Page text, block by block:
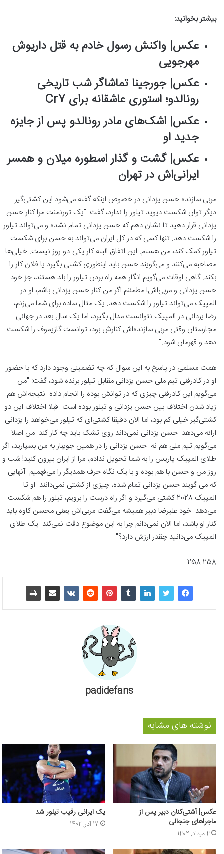
بیشتر بخوانید:
عکس‌| واکنش رسول خادم به قتل داریوش
مهرجویی
عکس‌| جورجینا تماشاگر شب تاریخی
رونالدو؛ استوری عاشقانه برای Cr7
عکس‌| اشک‌های مادر رونالدو پس از جایزه
جدید او
عکس‌| گشت و گذار اسطوره میلان و همسر
ایرانی‌اش در تهران
مربی سازنده حسن یزدانی در خصوص اینکه گفته می‌شود این کشتی‌گیر
دیگر توان شکست دیوید تیلور را ندارد، گفت: "یک تورنمنت مرا کنار حسن
یزدانی قرار دهید تا نشان دهم که حسن یزدانی تمام نشده و می‌تواند تیلور
را شکست دهد. تنها کسی که در کل ایران می‌تواند به حسن برای شکست
تیلور کمک کند، من هستم. این اتفاق البته کار یکی-دو روز نیست. خیلی‌ها
مصاحبه می‌کنند و می‌گویند حسن باید اینطوری کشتی بگیرد یا فلان کار را
بکند. گاهی اوقات می‌گویم انگار همه راه بردن تیلور را بلد هستند، جز خود
حسن یزدانی و مربی‌اش! مطمئنم اگر من کنار حسن یزدانی باشم، او در
المپیک می‌تواند تیلور را شکست دهد. یک مثال ساده برای شما می‌زنم،
رضا یزدانی در المپیک نتوانست مدال بگیرد، اما یک سال بعد در جهانی
مجارستان وقتی مربی سازنده‌اش کنارش بود، توانست گازیموف را شکست
دهد و قهرمان شود."
همت مسلمی در پاسخ به این سوال که چه تضمینی وجود دارد که با حضور
او در کادرفنی تیم ملی حسن یزدانی مقابل تیلور برنده شود، گفت: "من
می‌گویم این کادرفنی چیزی که در توانش بوده را انجام داده. نتیجه‌اش هم
زیاد شدن اختلاف بین حسن یزدانی و تیلور بوده است. قبلا اختلاف این دو
کشتی‌گیر خیلی کم بود، اما الان دقیقا کشتی‌ای که تیلور می‌خواهد را یزدانی
ارائه می‌دهد. حسن یزدانی نمی‌داند روی تشک باید چه کار کند. من اصلا
می‌گویم تیم ملی هم نه. حسن یزدانی را در همین جویبار به من بسپارید، اگر
طلای المپیک پاریس را به شما تحویل ندادم، مرا از ایران بیرون کنید! شب و
روز من و حسن با هم بوده و با یک نگاه حرف همدیگر را می‌فهمیم. آنهایی
که می گویند حسن یزدانی تمام شده، چیزی از کشتی نمی‌دانند. او تا
المپیک 2028 کشتی می‌گیرد و اگر راه درست را برویم، تیلور را هم شکست
می‌دهد. خود علیرضا دبیر همیشه می‌گفت مربی‌اش یعنی محسن کاوه باید
کنار او باشد، اما الان نمی‌دانم چرا به این موضوع دقت نمی‌کند. یک طلای
المپیک می‌دانید چقدر ارزش دارد؟"
258 258
padidefans
نوشته های مشابه
عکس‌| آشتی‌کنان دبیر پس از
ماجراهای جنجالی
4 مرداد, 1402
یک ایرانی رقیب تیلور شد
17 آذر, 1402